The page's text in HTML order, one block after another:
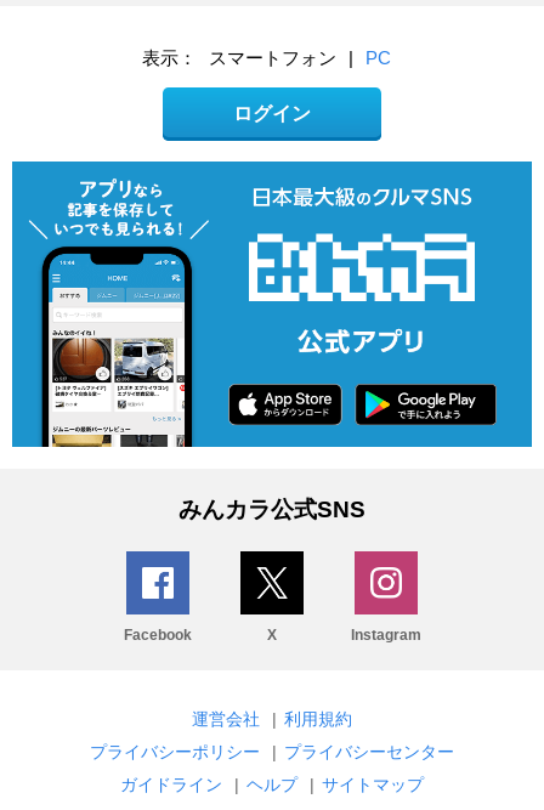
表示： スマートフォン | PC
ログイン
みんカラ公式SNS
Facebook X Instagram
運営会社 | 利用規約
プライバシーポリシー
| プライバシーセンター
ガイドライン
| ヘルプ | サイトマップ